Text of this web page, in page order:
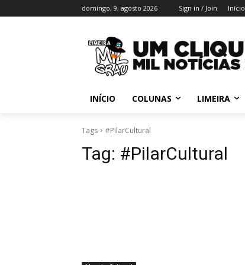
domingo, 9, agosto 2026 Sign in / Join Início
INÍCIO COLUNAS LIMEIRA
Tags #PilarCultural
Tag: #PilarCultural